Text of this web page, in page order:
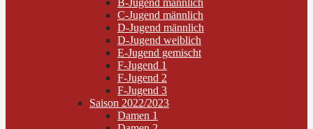
B-Jugend männlich
C-Jugend männlich
D-Jugend männlich
D-Jugend weiblich
E-Jugend gemischt
F-Jugend 1
F-Jugend 2
F-Jugend 3
Saison 2022/2023
Damen 1